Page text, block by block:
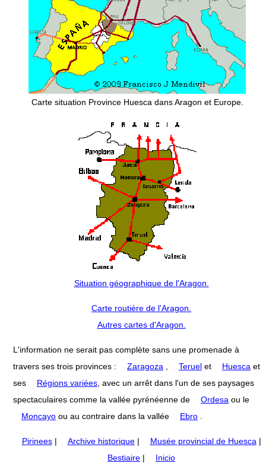
Carte situation Province Huesca dans Aragon et Europe.
Situation géographique de l'Aragon.
Carte routière de l'Aragon.
Autres cartes d'Aragon.
L'information ne serait pas complète sans une promenade à
travers ses trois provinces :
Zaragoza Teruel et Huesca et
ses
Régions variées , avec un arrêt dans l'un de ses paysages
spectaculaires comme la vallée pyrénéenne de
Ordesa ou le
Moncayo ou au contraire dans la vallée Ebro
Pirinees| Archive historique| Musée provincial de Huesca |
Bestiaire |
Inicio